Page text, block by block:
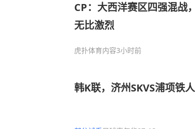
CP：大西洋赛区四强混战
无比激烈
虎扑体育内容3小时前
韩K联，济州SKVS浦项铁人